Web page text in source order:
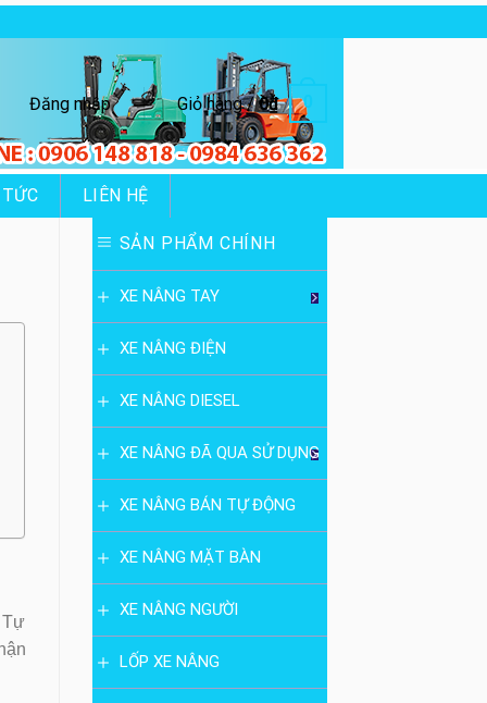
Đăng nhập Giỏ hàng /0₫ 0
LIÊN HỆ
Tự
SẢN PHẨM CHÍNH
XE NÂNG TAY
XE NÂNG ĐIỆN
XE NÂNG DIESEL
XE NÂNG ĐÃ QUA SỬ DỤNG
XE NÂNG BÁN TỰ ĐỘNG
XE NÂNG MẶT BÀN
XE NÂNG NGƯỜI
LỐP XE NÂNG